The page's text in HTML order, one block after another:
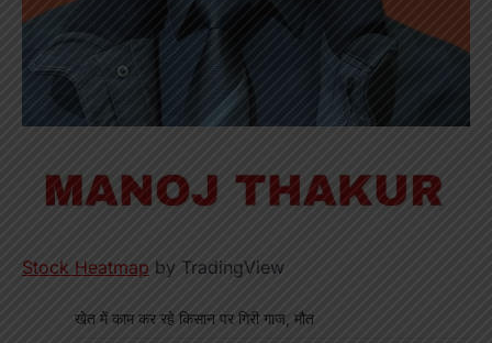
Stock Heatmap by TradingView
खेत में काम कर रहे किसान पर गिरी गाज, मौत